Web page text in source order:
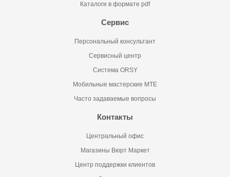
Каталоги в формате pdf
Сервис
Персональный консультант
Сервисный центр
Система ORSY
Мобильные мастерские MTE
Часто задаваемые вопросы
Контакты
Центральный офис
Магазины Вюрт Маркет
Центр поддержки клиентов